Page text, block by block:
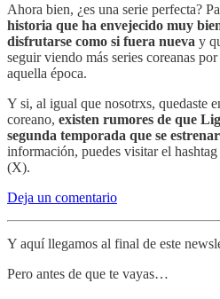
Ahora bien, ¿es una serie perfecta?
historia que ha envejecido muy
disfrutarse como si fuera nueva y
seguir viendo más series coreanas
aquella época.
Y si, al igual que nosotrxs, quedaste
coreano, existen rumores de que
segunda temporada que se
información, puedes visitar el hashtag
(X).
Deja un comentario
Y aquí llegamos al final de este
Pero antes de que te vayas…